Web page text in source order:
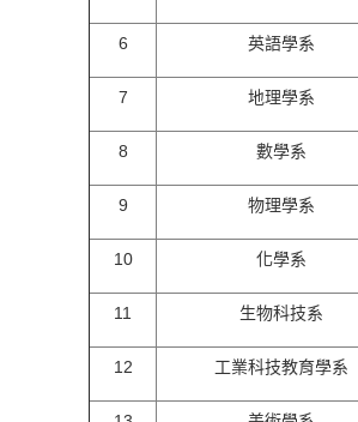
6 英語學系
7 地理學系
8 數學系
9 物理學系
10 化學系
11 生物科技系
12 工業科技教育學系